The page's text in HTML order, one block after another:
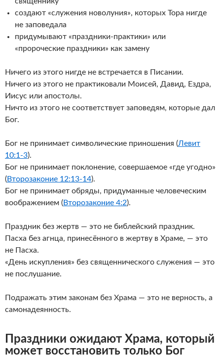
создают «служения новолуния», которых Тора нигде
не заповедала
придумывают «праздники-практики» или
«пророческие праздники» как замену
Ничего из этого нигде не встречается в Писании.
Ничего из этого не практиковали Моисей, Давид, Ездра,
Иисус или апостолы.
Ничто из этого не соответствует заповедям, которые дал
Бог.
Бог не принимает символические приношения (Левит
10:1-3).
Бог не принимает поклонение, совершаемое «где угодно»
(Второзаконие 12:13-14).
Бог не принимает обряды, придуманные человеческим
воображением (Второзаконие 4:2).
Праздник без жертв — это не библейский праздник.
Пасха без агнца, принесённого в жертву в Храме, — это
не Пасха.
«День искупления» без священнического служения — это
не послушание.
Подражать этим законам без Храма — это не верность, а
самонадеянность.
Праздники ожидают Храма, который
может восстановить только Бог